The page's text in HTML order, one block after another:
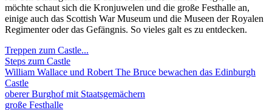
möchte schaut sich die Kronjuwelen und die große Festhalle an,
einige auch das Scottish War Museum und die Museen der Royalen
Regimenter oder das Gefängnis. So vieles galt es zu entdecken.
Treppen zum Castle...
Steps zum Castle
William Wallace und Robert The Bruce bewachen das Edinburgh
Castle
oberer Burghof mit Staatsgemächern
große Festhalle